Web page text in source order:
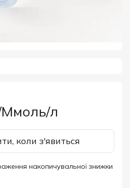
Ммоль/л
коли з'явиться
накопичувальної знижки